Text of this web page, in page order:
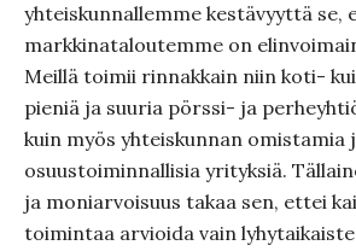
yhteiskunnallemme kestävyyttä se,
markkinataloutemme on
Meillä toimii rinnakkain niin koti-
pieniä ja suuria pörssi- ja
kuin myös yhteiskunnan omistamia
osuustoiminnallisia yrityksiä.
ja moniarvoisuus takaa sen, ettei
toimintaa arvioida vain